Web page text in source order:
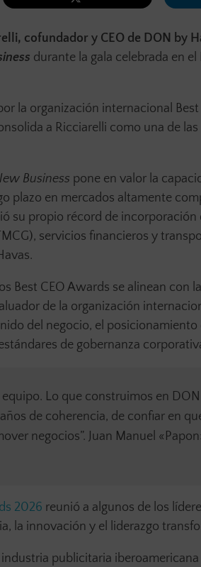
cofundador y CEO de DON by
durante la gala celebrada en
la organización internacional
a Ricciarelli como una de
Business pone en valor la
plazo en mercados altamente
su propio récord de
servicios financieros y
Best CEO Awards se alinean
de la organización
del negocio, el
de gobernanza
equipo. Lo que construimos en
de coherencia, de confiar en
negocios”. Juan Manuel
2026 reunió a algunos de los
la innovación y el liderazgo
publicitaria